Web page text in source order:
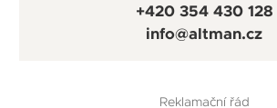
+420 354 430 128
info@altman.cz
Reklamační řád